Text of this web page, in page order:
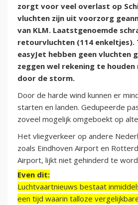
zorgt voor veel overlast op
vluchten zijn uit voorzorg
van KLM. Laatstgenoemde
retourvluchten (114 enkeltjes).
easyJet hebben geen vluchten
zeggen wel rekening te
door de storm.
Door de harde wind kunnen er
starten en landen. Gedupeerde
zoveel mogelijk omgeboekt op
Het vliegverkeer op andere
zoals Eindhoven Airport en
Airport, lijkt niet gehinderd te
Even dit:
Luchtvaartnieuws bestaat
een tijd waarin talloze